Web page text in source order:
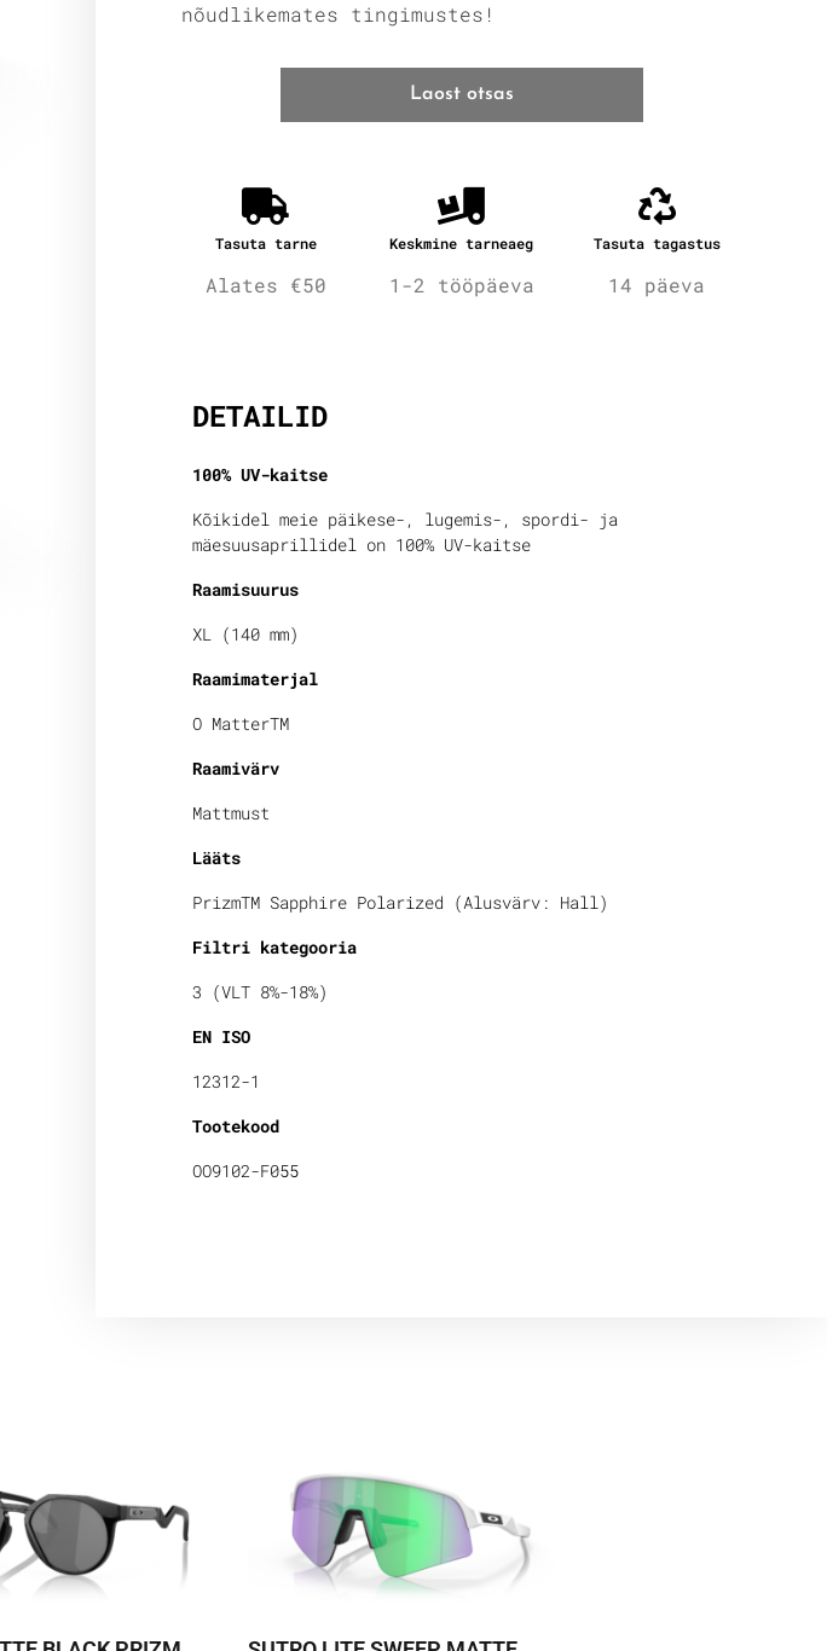
nõudlikemates tingimustes!
Laost otsas
Tasuta tarne
Alates €50
Keskmine tarneaeg
1-2 tööpäeva
Tasuta tagastus
14 päeva
DETAILID
100% UV-kaitse
Kõikidel meie päikese-, lugemis-, spordi- ja
mäesuusaprillidel on 100% UV-kaitse
Raamisuurus
XL (140 mm)
Raamimaterjal
O MatterTM
Raamivärv
Mattmust
Lääts
PrizmTM Sapphire Polarized (Alusvärv: Hall)
Filtri kategooria
3 (VLT 8%-18%)
EN ISO
12312-1
Tootekood
OO9102-F055